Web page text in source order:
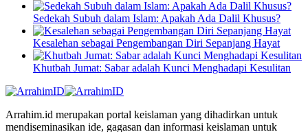
Sedekah Subuh dalam Islam: Apakah Ada Dalil Khusus?
Kesalehan sebagai Pengembangan Diri Sepanjang Hayat
Khutbah Jumat: Sabar adalah Kunci Menghadapi Kesulitan
Arrahim.id merupakan portal keislaman yang dihadirkan untuk
mendiseminasikan ide, gagasan dan informasi keislaman untuk